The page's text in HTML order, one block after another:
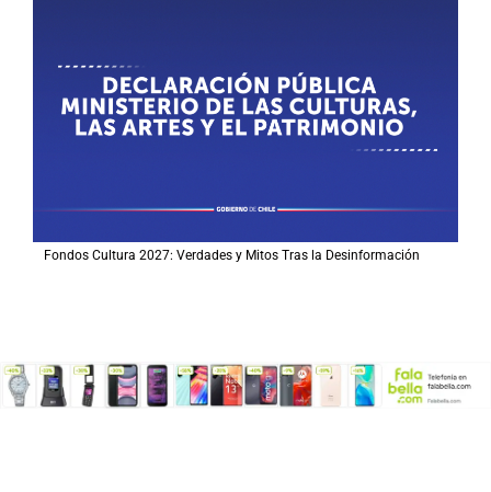
Fondos Cultura 2027: Verdades y Mitos Tras la Desinformación